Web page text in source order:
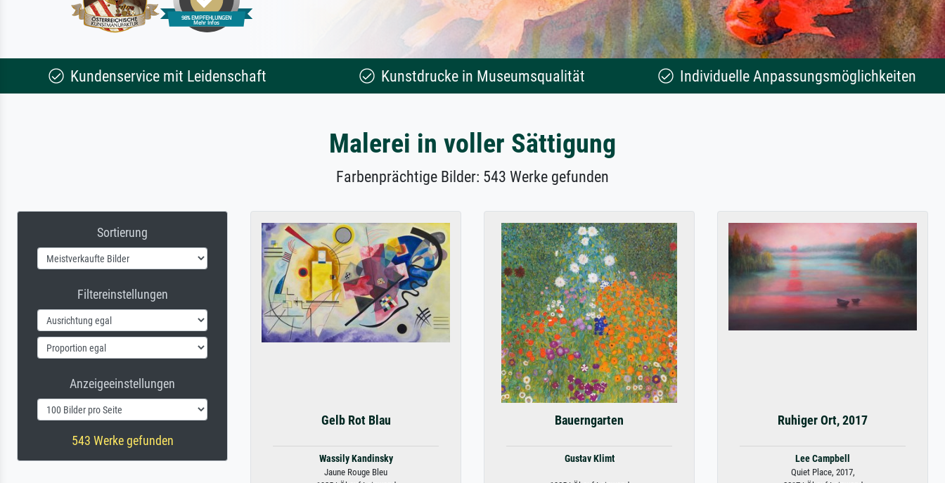
Kundenservice mit Leidenschaft Kunstdrucke in Museumsqualität Individuelle Anpassungsmöglichkeiten
Malerei in voller Sättigung
Farbenprächtige Bilder: 543 Werke gefunden
Sortierung
Filtereinstellungen
Anzeigeeinstellungen
543 Werke gefunden
Gelb Rot Blau
Wassily Kandinsky
Jaune Rouge Bleu
Bauerngarten
Gustav Klimt
Ruhiger Ort, 2017
Lee Campbell
Quiet Place, 2017,